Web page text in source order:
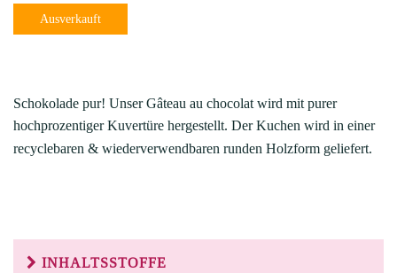
Schokolade pur! Unser Gâteau au chocolat wird mit purer
hochprozentiger Kuvertüre hergestellt. Der Kuchen wird in einer
recyclebaren & wiederverwendbaren runden Holzform geliefert.
INHALTSSTOFFE